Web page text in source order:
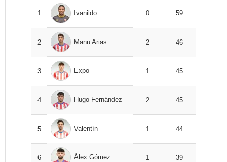
1 Ivanildo 0 59
2 Manu Arias 2 46
3 Expo 1 45
4 Hugo Fernández 2 45
5 Valentín 1 44
6 Álex Gómez 1 39